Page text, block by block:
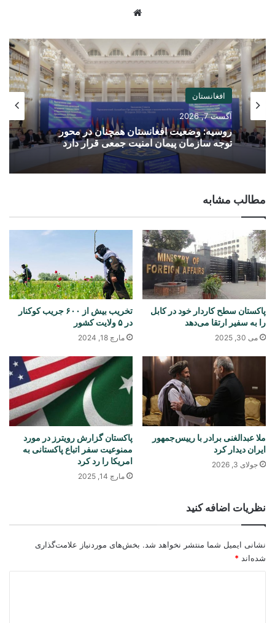
افغانستان
آگست 7, 2026
روسیه: وضعیت افغانستان همچنان در محور
توجه سازمان پیمان امنیت جمعی قرار دارد
مطالب مشابه
پاکستان سطح کاردار خود در کابل
را به سفیر ارتقا می‌دهد
می 30, 2025
تخریب بیش از ۶۰۰ جریب کوکنار
در ۵ ولایت‌ کشور
مارچ 18, 2024
ملا عبدالغنی برادر با رییس‌جمهور
ایران دیدار کرد
جولای 3, 2026
پاکستان گزارش رویترز در مورد
ممنوعیت سفر اتباع پاکستانی به
امریکا را رد کرد
مارچ 14, 2025
نظریات اضافه کنید
نشانی ایمیل شما منتشر نخواهد شد. بخش‌های موردنیاز علامت‌گذاری
شده‌اند *